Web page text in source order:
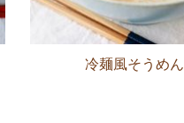
冷麺風そうめん